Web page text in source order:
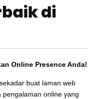
o
o
b
e
di
Online Presence Anda!
buat laman web
online yang